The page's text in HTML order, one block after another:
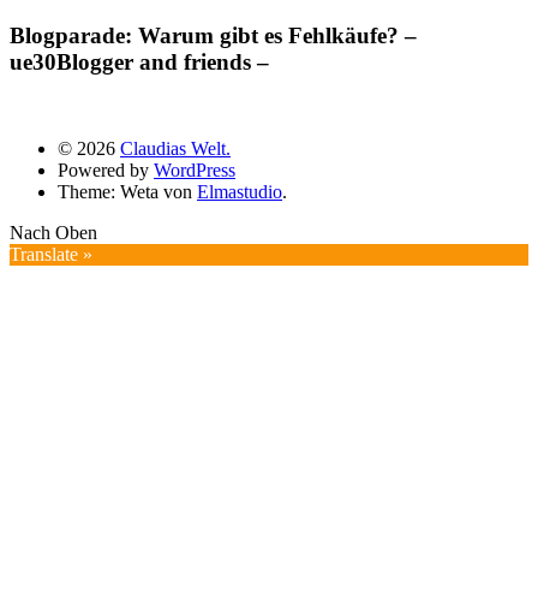
Blogparade: Warum gibt es Fehlkäufe? –
ue30Blogger and friends –
© 2026 Claudias Welt.
Powered by WordPress
Theme: Weta von Elmastudio.
Nach Oben
Translate »